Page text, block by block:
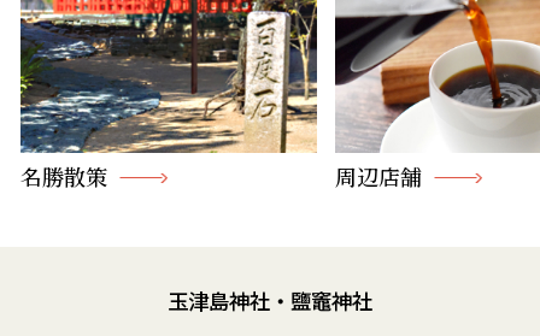
名勝散策 周辺店舗
玉津島神社・鹽竈神社